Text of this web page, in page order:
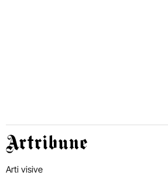
Artribune
Arti visive